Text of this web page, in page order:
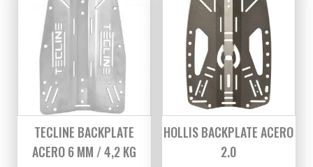
TECLINE BACKPLATE
ACERO 6 MM / 4,2 KG
HOLLIS BACKPLATE ACERO
2.0